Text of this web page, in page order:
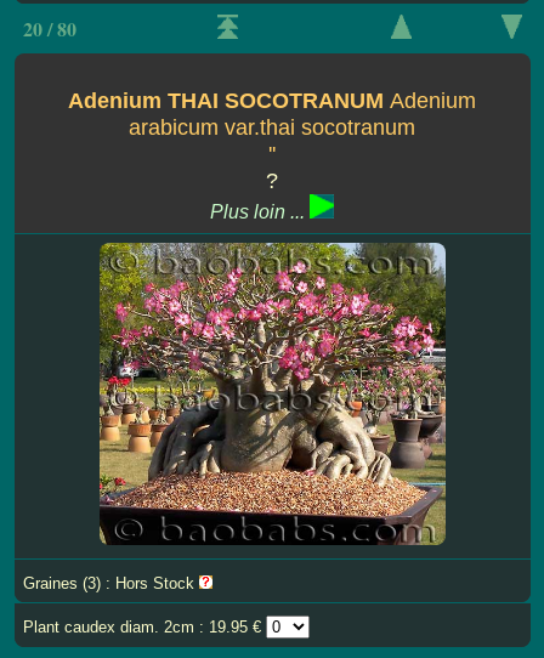
20 / 80
Adenium THAI SOCOTRANUM Adenium
arabicum var.thai socotranum
''
?
Plus loin ...
Graines (3) : Hors Stock
Plant caudex diam. 2cm : 19.95 €